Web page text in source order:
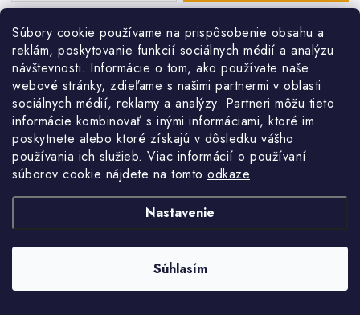
Súbory cookie používame na prispôsobenie obsahu a
reklám, poskytovanie funkcií sociálnych médií a analýzu
návštevnosti. Informácie o tom, ako používate naše
webové stránky, zdieľame s našimi partnermi v oblasti
sociálnych médií, reklamy a analýzy. Partneri môžu tieto
informácie kombinovať s inými informáciami, ktoré im
poskytnete alebo ktoré získajú v dôsledku vášho
používania ich služieb. Viac informácií o používaní
súborov cookie nájdete na tomto odkaze
Nastavenie
Súhlasím
Zimná nemrznúca zmes do ostrekovačov automobilov. -20°C, 3l,
vôňa citrón.
Nemrznúca zmes do ostrekovačov 5l -20°C